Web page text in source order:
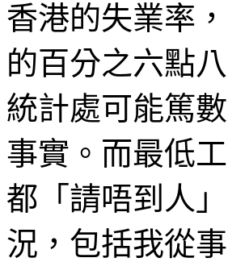
香港的失業率
的百分之六點
統計處可能篤
事實。而最低
都「請唔到人
況，包括我從